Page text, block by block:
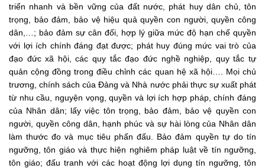
triển nhanh và bền vững của đất nước, phát huy dân chủ, tôn
trọng, bảo đảm, bảo vệ hiệu quả quyền con người, quyền công
dân,…; bảo đảm sự cân đối, hợp lý giữa mức độ hạn chế quyền
với lợi ích chính đáng đạt được; phát huy đúng mức vai trò của
đạo đức xã hội, các quy tắc đạo đức nghề nghiệp, quy tắc tự
quản cộng đồng trong điều chỉnh các quan hệ xã hội…. Mọi chủ
trương, chính sách của Đảng và Nhà nước phải thực sự xuất phát
từ nhu cầu, nguyện vọng, quyền và lợi ích hợp pháp, chính đáng
của Nhân dân; lấy việc tôn trọng, bảo đảm, bảo vệ quyền con
người, quyền công dân, hạnh phúc và sự hài lòng của Nhân dân
làm thước đo và mục tiêu phấn đấu. Bảo đảm quyền tự do tín
ngưỡng, tôn giáo và thực hiện nghiêm pháp luật về tín ngưỡng,
tôn giáo; đấu tranh với các hoạt động lợi dụng tín ngưỡng, tôn